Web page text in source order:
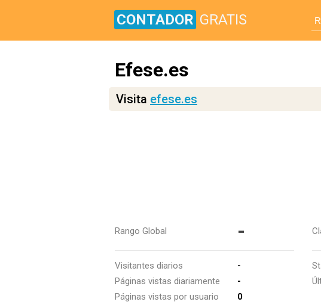
CONTADOR GRATIS
Efese.es
Visita efese.es
Rango Global -
Visitantes diarios
-
Páginas vistas diariamente
-
Páginas vistas por usuario
0